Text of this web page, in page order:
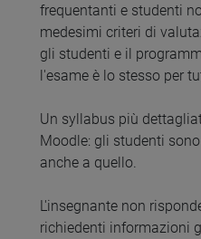
frequentanti e studenti
medesimi criteri di
gli studenti e il
l'esame è lo stesso per
Un syllabus più
Moodle: gli studenti
anche a quello.
L'insegnante non
richiedenti informazioni